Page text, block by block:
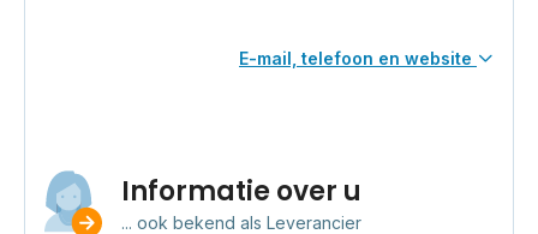
E-mail, telefoon en website
Informatie over u
... ook bekend als Leverancier